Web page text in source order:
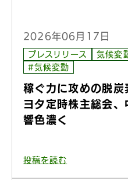
2026年06月17日
プレスリリース 気候変
#気候変動
稼ぐ力に攻めの脱炭
ヨタ定時株主総会
響色濃く
投稿を読む